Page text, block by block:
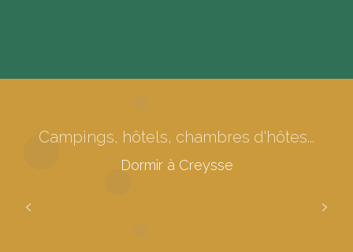
Campings, hôtels, chambres d'hôtes...
Dormir à Creysse
Campings à Creysse